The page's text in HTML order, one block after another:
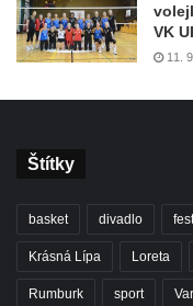
VK
11.
Štítky
basket divadlo
Krásná Lípa Loreta
Rumburk sport